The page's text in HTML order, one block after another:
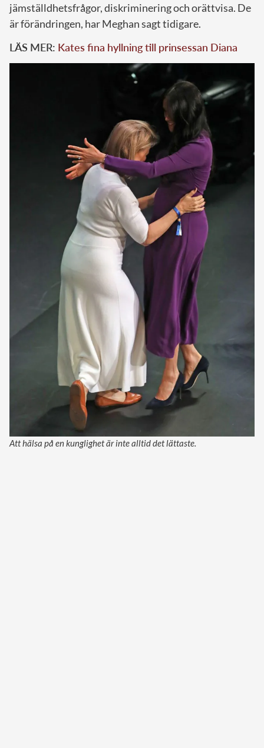
jämställdhetsfrågor, diskriminering och orättvisa. De
är förändringen, har Meghan sagt tidigare.
LÄS MER: Kates fina hyllning till prinsessan Diana
Att hälsa på en kunglighet är inte alltid det lättaste.